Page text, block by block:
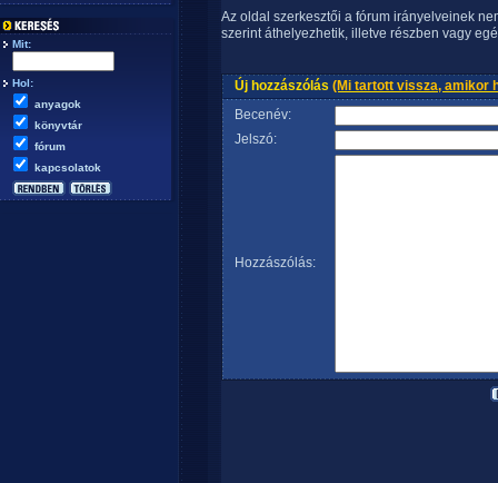
Mit:
Hol:
anyagok
könyvtár
fórum
kapcsolatok
Az oldal szerkesztői a fórum irányelveinek
szerint áthelyezhetik, illetve részben vagy
Új hozzászólás (Mi tartott vissza, amikor
Becenév:
Jelszó:
Hozzászólás: